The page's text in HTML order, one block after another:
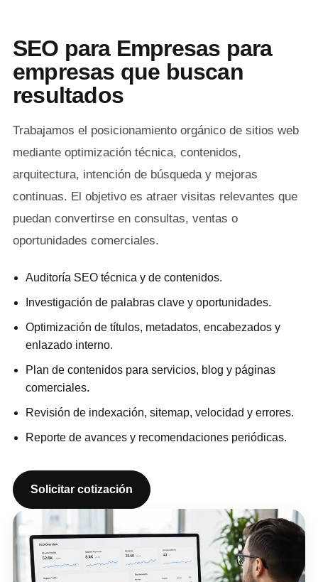
SEO para Empresas para
empresas que buscan
resultados
Trabajamos el posicionamiento orgánico de sitios web
mediante optimización técnica, contenidos,
arquitectura, intención de búsqueda y mejoras
continuas. El objetivo es atraer visitas relevantes que
puedan convertirse en consultas, ventas o
oportunidades comerciales.
Auditoría SEO técnica y de contenidos.
Investigación de palabras clave y oportunidades.
Optimización de títulos, metadatos, encabezados y
enlazado interno.
Plan de contenidos para servicios, blog y páginas
comerciales.
Revisión de indexación, sitemap, velocidad y errores.
Reporte de avances y recomendaciones periódicas.
Solicitar cotización